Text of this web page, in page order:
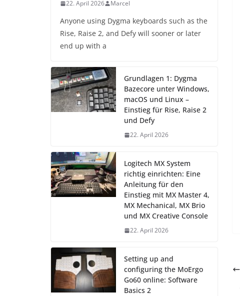
22. April 2026 Marcel
Anyone using Dygma keyboards such as the
Rise, Raise 2, and Defy will sooner or later
end up with a
Grundlagen 1: Dygma
Bazecore unter Windows,
macOS und Linux –
Einstieg für Rise, Raise 2
und Defy
22. April 2026
Logitech MX System
richtig einrichten: Eine
Anleitung für den
Einstieg mit MX Master 4,
MX Mechanical, MX Brio
und MX Creative Console
22. April 2026
Setting up and
configuring the MoErgo
Go60 online: Software
Basics 2